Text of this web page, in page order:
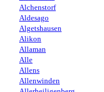
Alchenstorf
Aldesago
Algetshausen
Alikon
Allaman
Alle
Allens
Allenwinden